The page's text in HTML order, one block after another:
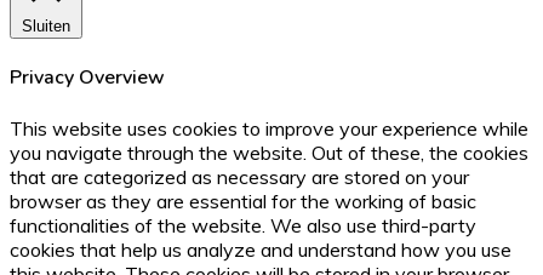
Sluiten
Privacy Overview
This website uses cookies to improve your experience while
you navigate through the website. Out of these, the cookies
that are categorized as necessary are stored on your
browser as they are essential for the working of basic
functionalities of the website. We also use third-party
cookies that help us analyze and understand how you use